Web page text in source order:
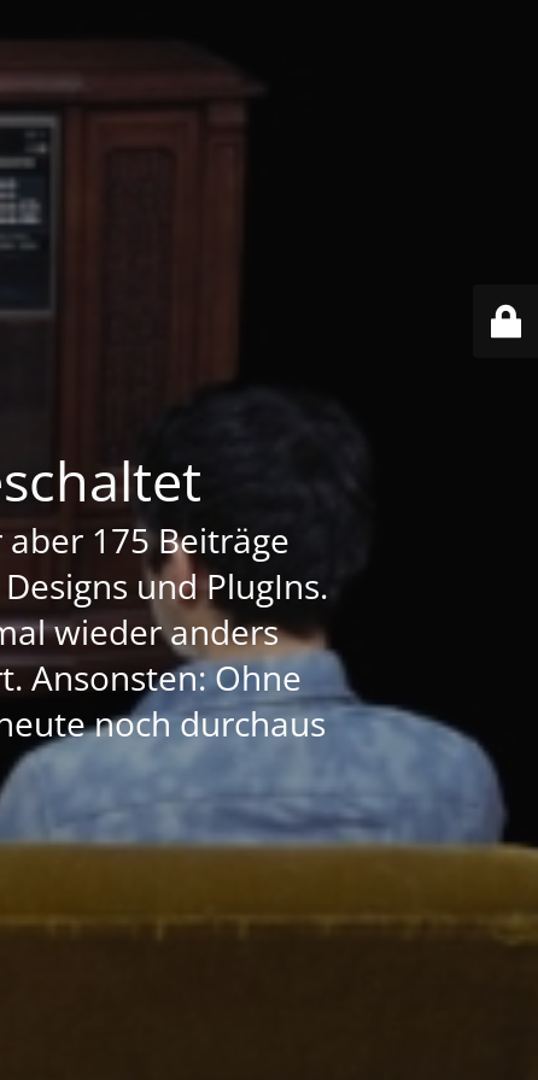
175 Beiträge
und PlugIns.
wieder anders
Ansonsten: Ohne
noch durchaus